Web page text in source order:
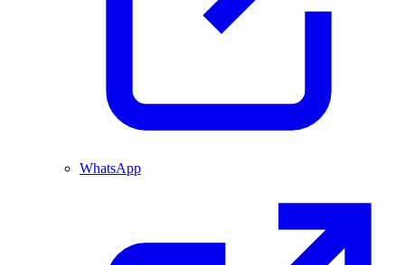
WhatsApp